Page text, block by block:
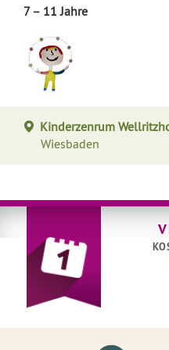
7 – 11 Jahre
Kinderzenrum
Wiesbaden